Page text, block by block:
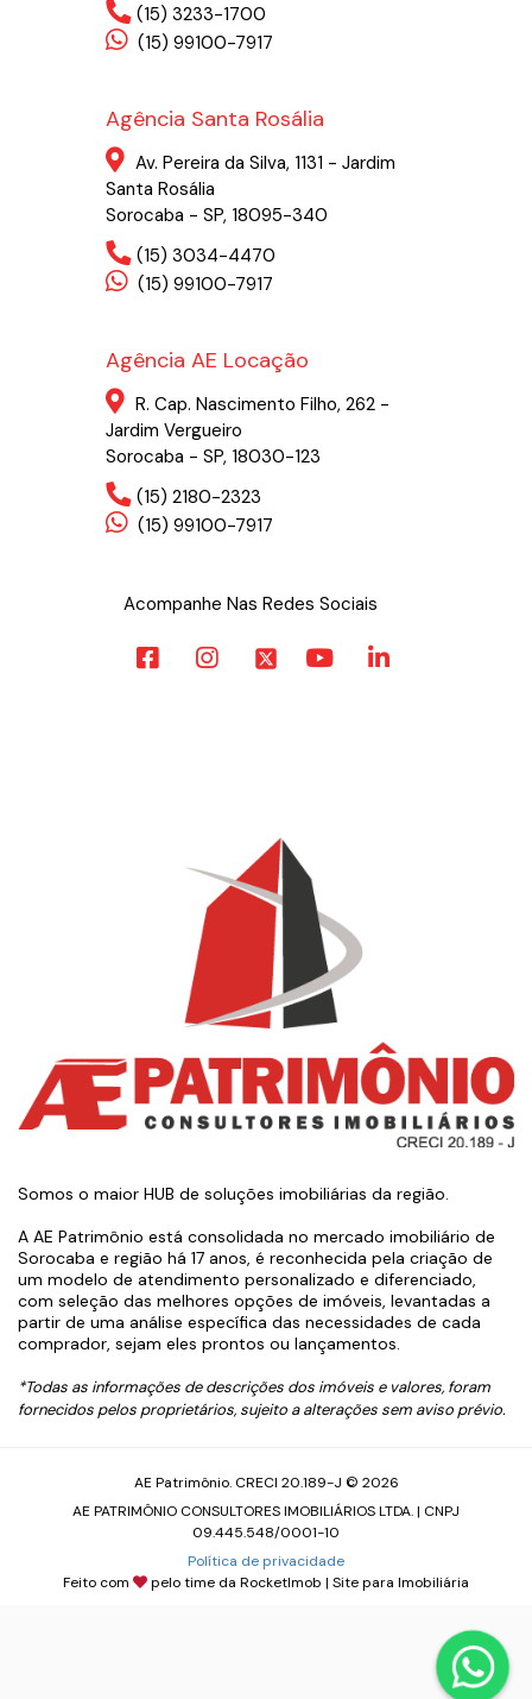
(15) 3233-1700
(15) 99100-7917
Agência Santa Rosália
Av. Pereira da Silva, 1131 - Jardim
Santa Rosália
Sorocaba - SP, 18095-340
(15) 3034-4470
(15) 99100-7917
Agência AE Locação
R. Cap. Nascimento Filho, 262 -
Jardim Vergueiro
Sorocaba - SP, 18030-123
(15) 2180-2323
(15) 99100-7917
Acompanhe Nas Redes Sociais
Somos o maior HUB de soluções imobiliárias da região.
A AE Patrimônio está consolidada no mercado imobiliário de
Sorocaba e região há 17 anos, é reconhecida pela criação de
um modelo de atendimento personalizado e diferenciado,
com seleção das melhores opções de imóveis, levantadas a
partir de uma análise específica das necessidades de cada
comprador, sejam eles prontos ou lançamentos.
*Todas as informações de descrições dos imóveis e valores, foram
fornecidos pelos proprietários, sujeito a alterações sem aviso prévio.
AE Patrimônio. CRECI 20.189-J © 2026
AE PATRIMÔNIO CONSULTORES IMOBILIÁRIOS LTDA. | CNPJ
09.445.548/0001-10
Política de privacidade
Feito com
pelo time da RocketImob | Site para Imobiliária